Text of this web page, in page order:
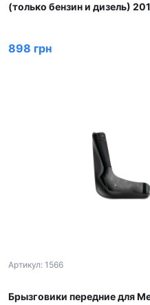
(только бензин и дизель)
898 грн
Артикул: 1566
Брызговики передние для